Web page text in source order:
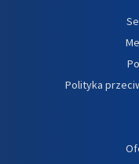
Polityka